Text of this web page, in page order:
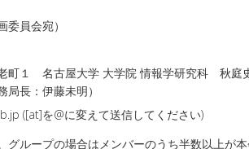
員会宛）
町１ 名古屋大学 大学院 情報学研究科 秋庭
長：伊藤未明）
([at]を@に変えて送信してください)
ループの場合はメンバーのうち半数以上が本